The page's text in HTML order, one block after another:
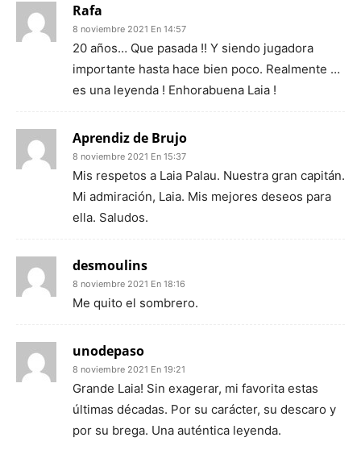
Rafa
8 noviembre 2021 En 14:57
20 años… Que pasada !! Y siendo jugadora
importante hasta hace bien poco. Realmente …
es una leyenda ! Enhorabuena Laia !
Aprendiz de Brujo
8 noviembre 2021 En 15:37
Mis respetos a Laia Palau. Nuestra gran capitán.
Mi admiración, Laia. Mis mejores deseos para
ella. Saludos.
desmoulins
8 noviembre 2021 En 18:16
Me quito el sombrero.
unodepaso
8 noviembre 2021 En 19:21
Grande Laia! Sin exagerar, mi favorita estas
últimas décadas. Por su carácter, su descaro y
por su brega. Una auténtica leyenda.